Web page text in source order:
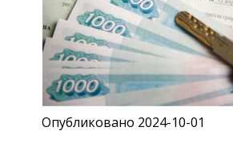
Опубликовано 2024-10-01